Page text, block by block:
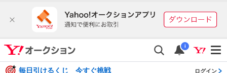
i
毎日引けるくじ 今すぐ挑戦 ログイン